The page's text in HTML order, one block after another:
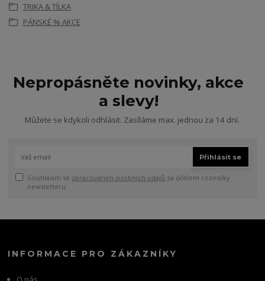
TRIKA & TÍLKA
PÁNSKÉ % AKCE
Nepropásněte novinky, akce
a slevy!
Můžete se kdykoli odhlásit. Zasíláme max. jednou za 14 dní.
Přihlásit se
Souhlasím se zpracováním osobních údajů za účelem rozesílky
newsletteru.
INFORMACE PRO ZÁKAZNÍKY